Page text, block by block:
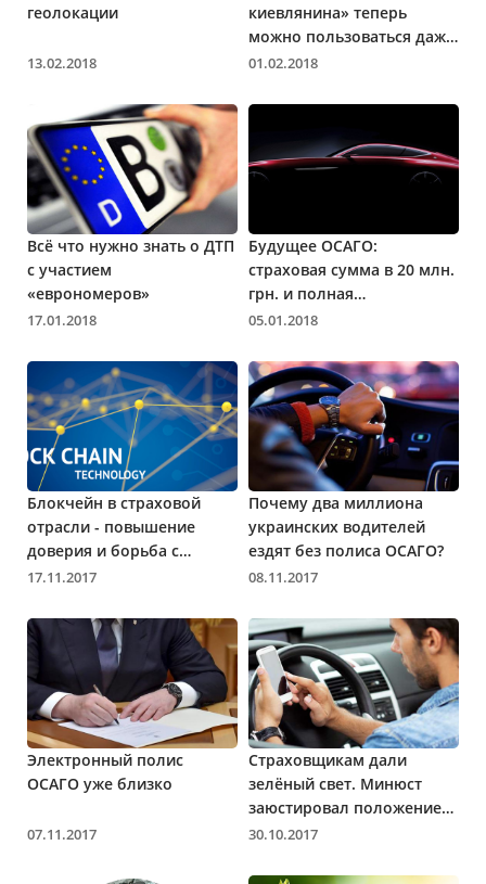
геолокации
13.02.2018
киевлянина» теперь
можно пользоваться даже
не имея физической карты
01.02.2018
Всё что нужно знать о ДТП
с участием
«еврономеров»
17.01.2018
Будущее ОСАГО:
страховая сумма в 20 млн.
грн. и полная
компенсация ремонта
05.01.2018
Блокчейн в страховой
отрасли - повышение
доверия и борьба с
мошенниками
17.11.2017
Почему два миллиона
украинских водителей
ездят без полиса ОСАГО?
08.11.2017
Электронный полис
ОСАГО уже близко
07.11.2017
Страховщикам дали
зелёный свет. Минюст
заюстировал положение
про электронный полис
30.10.2017